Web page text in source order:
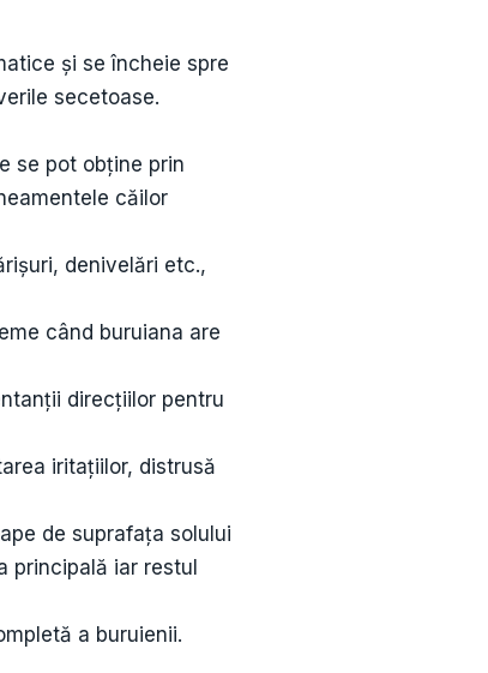
și se încheie spre
secetoase.
se pot obține prin
căilor
denivelări etc.,
când buruiana are
direcțiilor pentru
iritațiilor, distrusă
de suprafața solului
principală iar restul
a buruienii.